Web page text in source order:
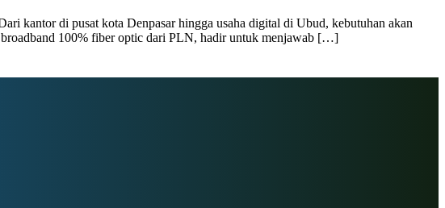
kantor di pusat kota Denpasar hingga usaha digital di Ubud, kebutuhan akan
100% fiber optic dari PLN, hadir untuk menjawab […]